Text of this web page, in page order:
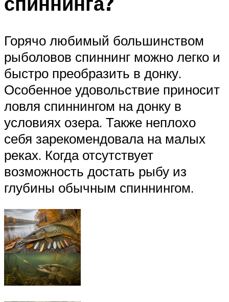
Горячо любимый большинством
рыболовов спиннинг можно легко и
быстро преобразить в донку.
Особенное удовольствие приносит
ловля спиннингом на донку в
условиях озера. Также неплохо
себя зарекомендовала на малых
реках. Когда отсутствует
возможность достать рыбу из
глубины обычным спиннингом.